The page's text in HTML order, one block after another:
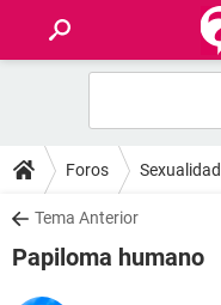
FOROS
SALUD
FAMILIA
Foros Sexualidad
Tema Anterior
Papiloma humano